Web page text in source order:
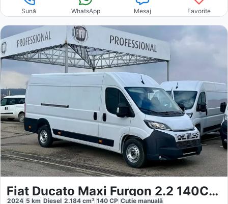
Sună WhatsApp Mesaj Favorite
Fiat Ducato Maxi Furgon 2.2 140CP L5H2
2024 5 km Diesel 2.184 cm³ 140 CP Cutie manuală